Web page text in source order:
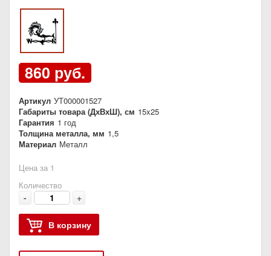
860 руб.
Артикул УТ000001527
Габариты товара (ДхВхШ), см 15x25
Гарантия 1 год
Толщина металла, мм 1,5
Материал Металл
Цена за 1
Количество
- +
В корзину